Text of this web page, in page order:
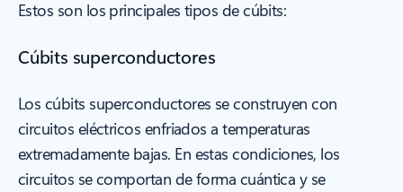
Estos son los principales tipos de cúbits:
Cúbits superconductores
Los cúbits superconductores se construyen con
circuitos eléctricos enfriados a temperaturas
extremadamente bajas. En estas condiciones, los
circuitos se comportan de forma cuántica y se